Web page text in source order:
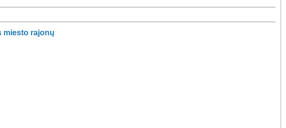
miesto rajonų